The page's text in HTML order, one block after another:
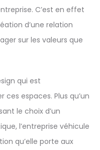
C’est en effet
d’une relation
sur les valeurs que
qui est
espaces. Plus qu’un
le choix d’un
l’entreprise véhicule
qu’elle porte aux